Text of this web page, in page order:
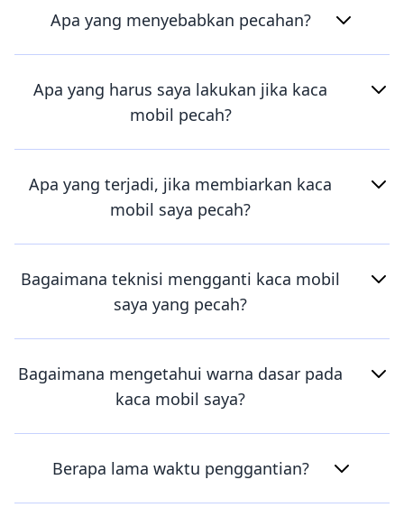
Apa yang menyebabkan pecahan?
Apa yang harus saya lakukan jika kaca
mobil pecah?
Apa yang terjadi, jika membiarkan kaca
mobil saya pecah?
Bagaimana teknisi mengganti kaca mobil
saya yang pecah?
Bagaimana mengetahui warna dasar pada
kaca mobil saya?
Berapa lama waktu penggantian?